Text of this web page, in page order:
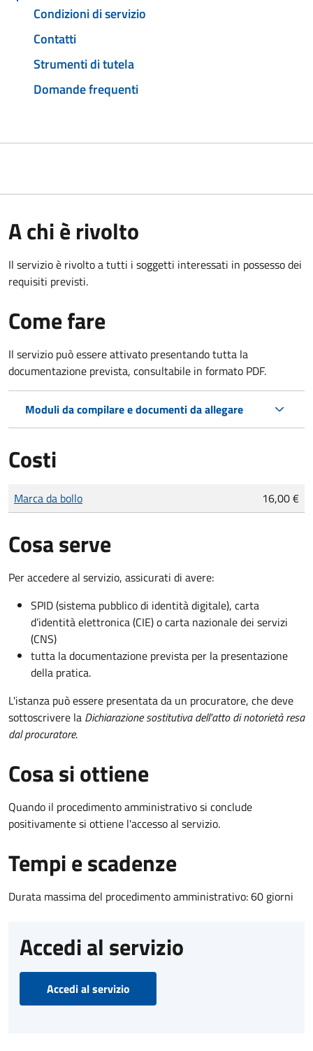
Condizioni di servizio
Contatti
Strumenti di tutela
Domande frequenti
A chi è rivolto
Il servizio è rivolto a tutti i soggetti interessati in possesso dei
requisiti previsti.
Come fare
Il servizio può essere attivato presentando tutta la
documentazione prevista, consultabile in formato PDF.
Moduli da compilare e documenti da allegare
Costi
Tipo di pagamento
Importo
Marca da bollo 16,00 €
Cosa serve
Per accedere al servizio, assicurati di avere:
SPID (sistema pubblico di identità digitale), carta
d’identità elettronica (CIE) o carta nazionale dei servizi
(CNS)
tutta la documentazione prevista per la presentazione
della pratica.
L'istanza può essere presentata da un procuratore, che deve
sottoscrivere la Dichiarazione sostitutiva dell'atto di notorietà resa
dal procuratore.
Cosa si ottiene
Quando il procedimento amministrativo si conclude
positivamente si ottiene l'accesso al servizio.
Tempi e scadenze
Durata massima del procedimento amministrativo: 60 giorni
Accedi al servizio
Accedi al servizio